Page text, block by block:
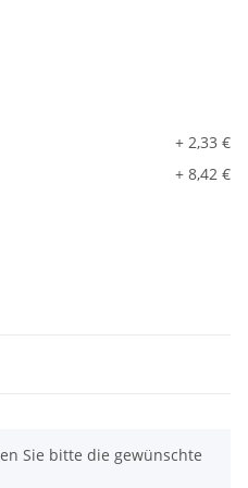
+ 2,33 €
+ 8,42 €
Sie bitte die gewünschte